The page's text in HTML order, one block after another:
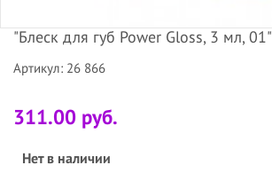
"Блеск для губ Power Gloss, 3 мл, 01"
Артикул: 26 866
311.00 руб.
Нет в наличии